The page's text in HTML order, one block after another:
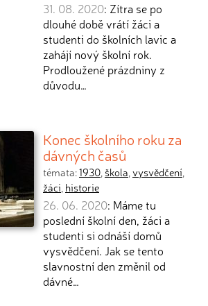
31. 08. 2020: Zítra se po
dlouhé době vrátí žáci a
studenti do školních lavic a
zahájí nový školní rok.
Prodloužené prázdniny z
důvodu…
Konec školního roku za
dávných časů
témata:1930, škola,vysvědčení,
žáci, historie
26. 06. 2020: Máme tu
poslední školní den, žáci a
studenti si odnáší domů
vysvědčení. Jak se tento
slavnostní den změnil od
dávné…